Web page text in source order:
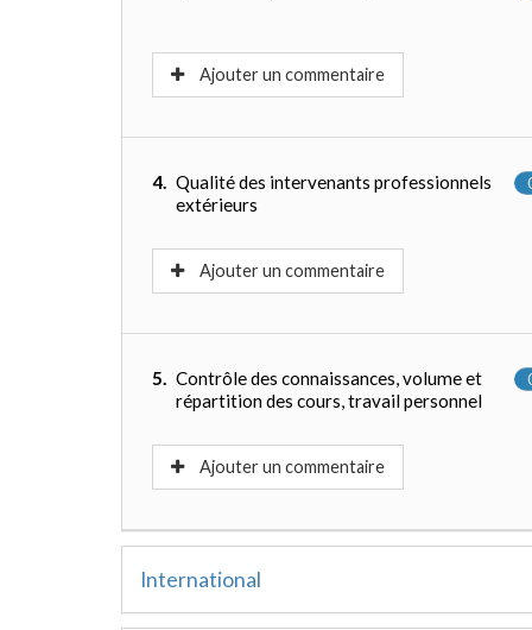
Ajouter un commentaire
4. Qualité des intervenants professionnels
extérieurs
Ajouter un commentaire
5. Contrôle des connaissances, volume et
répartition des cours, travail personnel
Ajouter un commentaire
International